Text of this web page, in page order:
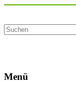
springen
Menü